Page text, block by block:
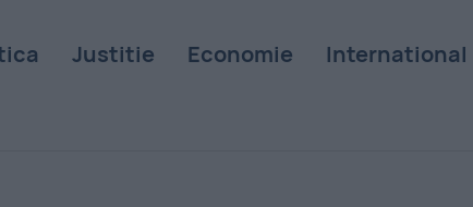
Justitie Economie International